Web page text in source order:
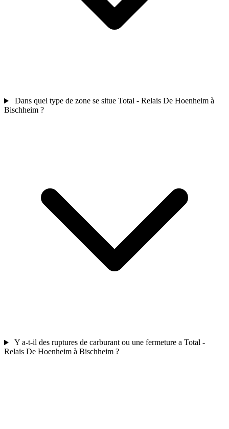
Dans quel type de zone se situe Total - Relais De Hoenheim à
Bischheim ?
Y a-t-il des ruptures de carburant ou une fermeture a Total -
Relais De Hoenheim à Bischheim ?